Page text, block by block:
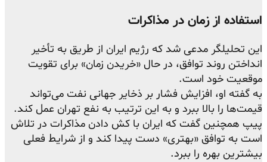
استفاده از زمان در مذاکرات
این تحلیلگر مدعی شد که رژیم ایران از طریق به تأخیر
انداختن روند توافق، در حال «خریدن زمان» برای تقویت
موقعیت خود است.
به گفته او، افزایش فشار بر ذخایر جهانی نفت می‌تواند
قیمت‌ها را بالا ببرد و به این ترتیب به نفع تهران عمل کند.
پیپ همچنین گفت که ایران با کش دادن مذاکرات در تلاش
است به توافق «بهتری» دست پیدا کند و از شرایط فعلی
بیشترین بهره را ببرد.